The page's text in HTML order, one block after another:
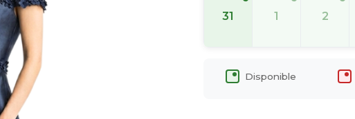
31 1 2
Disponible